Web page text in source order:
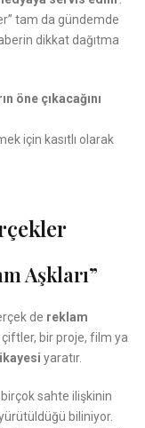
tam da gündemde
dikkat dağıtma
öne çıkacağını
için kasıtlı olarak
Aşkları”
de reklam
çiftler, bir proje, film ya
yaratır.
birçok sahte ilişkinin
biliniyor.